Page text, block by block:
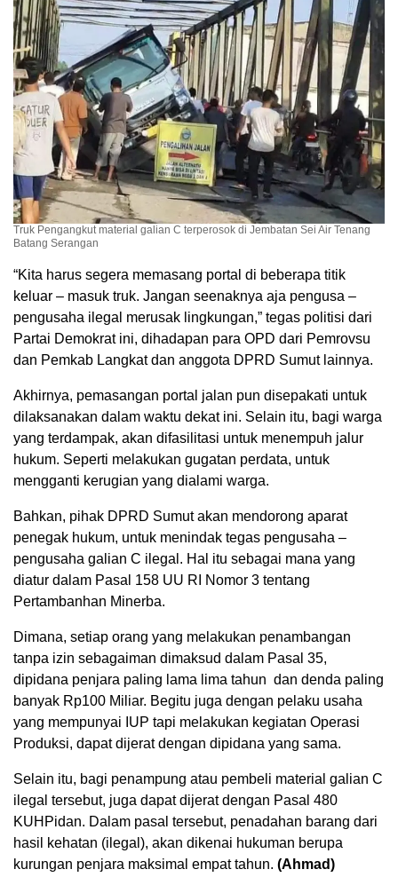
Truk Pengangkut material galian C terperosok di Jembatan Sei Air Tenang
Batang Serangan
“Kita harus segera memasang portal di beberapa titik
keluar – masuk truk. Jangan seenaknya aja pengusa –
pengusaha ilegal merusak lingkungan,” tegas politisi dari
Partai Demokrat ini, dihadapan para OPD dari Pemrovsu
dan Pemkab Langkat dan anggota DPRD Sumut lainnya.
Akhirnya, pemasangan portal jalan pun disepakati untuk
dilaksanakan dalam waktu dekat ini. Selain itu, bagi warga
yang terdampak, akan difasilitasi untuk menempuh jalur
hukum. Seperti melakukan gugatan perdata, untuk
mengganti kerugian yang dialami warga.
Bahkan, pihak DPRD Sumut akan mendorong aparat
penegak hukum, untuk menindak tegas pengusaha –
pengusaha galian C ilegal. Hal itu sebagai mana yang
diatur dalam Pasal 158 UU RI Nomor 3 tentang
Pertambanhan Minerba.
Dimana, setiap orang yang melakukan penambangan
tanpa izin sebagaiman dimaksud dalam Pasal 35,
dipidana penjara paling lama lima tahun dan denda paling
banyak Rp100 Miliar. Begitu juga dengan pelaku usaha
yang mempunyai IUP tapi melakukan kegiatan Operasi
Produksi, dapat dijerat dengan dipidana yang sama.
Selain itu, bagi penampung atau pembeli material galian C
ilegal tersebut, juga dapat dijerat dengan Pasal 480
KUHPidan. Dalam pasal tersebut, penadahan barang dari
hasil kehatan (ilegal), akan dikenai hukuman berupa
kurungan penjara maksimal empat tahun. (Ahmad)